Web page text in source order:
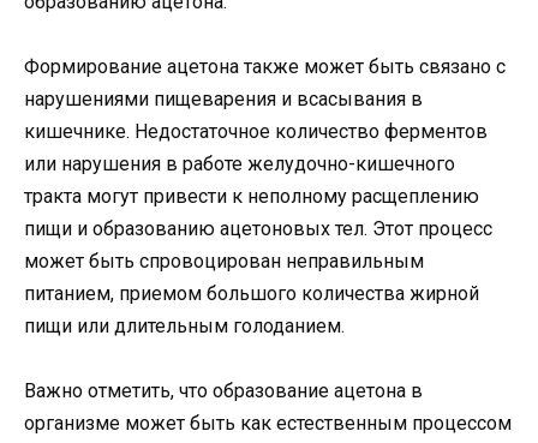
Формирование ацетона также может быть связано с
нарушениями пищеварения и всасывания в
кишечнике. Недостаточное количество ферментов
или нарушения в работе желудочно-кишечного
тракта могут привести к неполному расщеплению
пищи и образованию ацетоновых тел. Этот процесс
может быть спровоцирован неправильным
питанием, приемом большого количества жирной
пищи или длительным голоданием.
Важно отметить, что образование ацетона в
организме может быть как естественным процессом